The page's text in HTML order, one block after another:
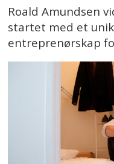
Roald Amundsen
startet med et
entreprenørskap